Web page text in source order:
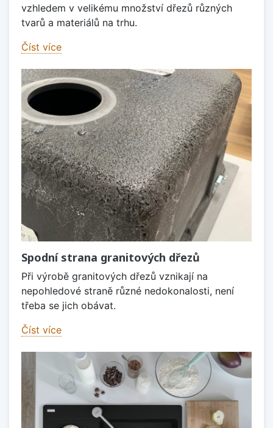
vzhledem v velikému množství dřezů různých
tvarů a materiálů na trhu.
Číst více
Spodní strana granitových dřezů
Při výrobě granitových dřezů vznikají na
nepohledové straně různé nedokonalosti, není
třeba se jich obávat.
Číst více